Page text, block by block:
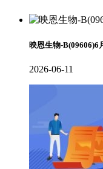
映恩生物-B(09606)6
2026-06-11